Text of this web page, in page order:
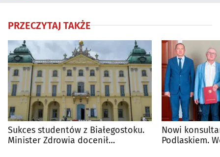
PRZECZYTAJ TAKŻE
Sukces studentów z Białegostoku.
Minister Zdrowia docenił
Nowi
Podlaskiem.